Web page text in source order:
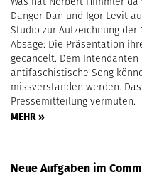
Danger Dan und Igor Levit
Studio zur Aufzeichnung der
Absage: Die Präsentation
gecancelt. Dem
antifaschistische Song
missverstanden werden.
Pressemitteilung vermuten.
MEHR »
Neue Aufgaben im